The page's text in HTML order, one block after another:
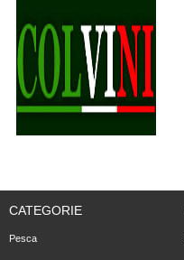
CATEGORIE
Pesca